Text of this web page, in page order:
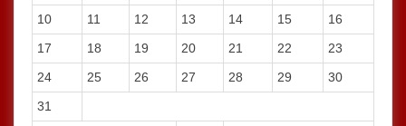
10
11 12 13 14 15
16
17
18 19 20 21 22
23
24
25 26 27 28 29
30
31